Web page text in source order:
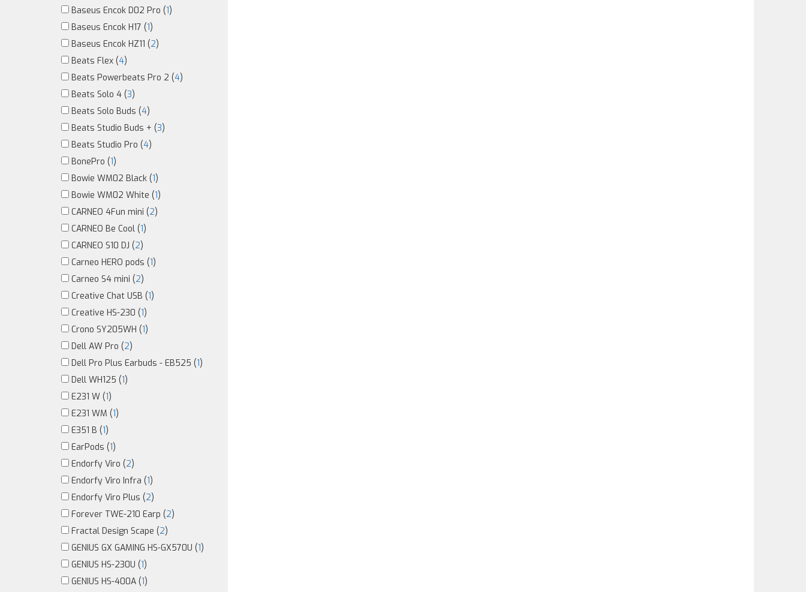
Baseus Encok D02 Pro (1)
Baseus Encok H17 (1)
Baseus Encok HZ11 (2)
Beats Flex (4)
Beats Powerbeats Pro 2 (4)
Beats Solo 4 (3)
Beats Solo Buds (4)
Beats Studio Buds + (3)
Beats Studio Pro (4)
BonePro (1)
Bowie WM02 Black (1)
Bowie WM02 White (1)
CARNEO 4Fun mini (2)
CARNEO Be Cool (1)
CARNEO S10 DJ (2)
Carneo HERO pods (1)
Carneo S4 mini (2)
Creative Chat USB (1)
Creative HS-230 (1)
Crono SY205WH (1)
Dell AW Pro (2)
Dell Pro Plus Earbuds - EB525 (1)
Dell WH125 (1)
E231 W (1)
E231 WM (1)
E351 B (1)
EarPods (1)
Endorfy Viro (2)
Endorfy Viro Infra (1)
Endorfy Viro Plus (2)
Forever TWE-210 Earp (2)
Fractal Design Scape (2)
GENIUS GX GAMING HS-GX570U (1)
GENIUS HS-230U (1)
GENIUS HS-400A (1)